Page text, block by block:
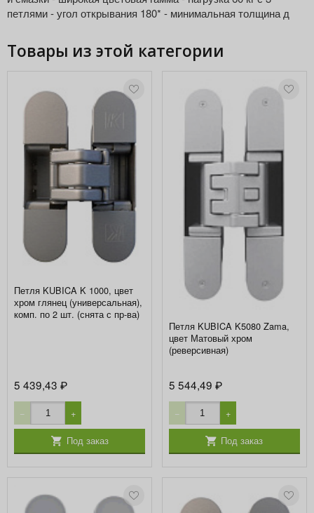
петлями - угол открывания 180* - минимальная толщина д
Товары из этой категории
Петля KUBICA K 1000, цвет
хром глянец (универсальная),
комп. по 2 шт. (снята с пр-ва)
5 439,43₽
− +
Под заказ
Петля KUBICA K5080 Zama,
цвет Матовый хром
(реверсивная)
5 544,49 ₽
− +
Под заказ